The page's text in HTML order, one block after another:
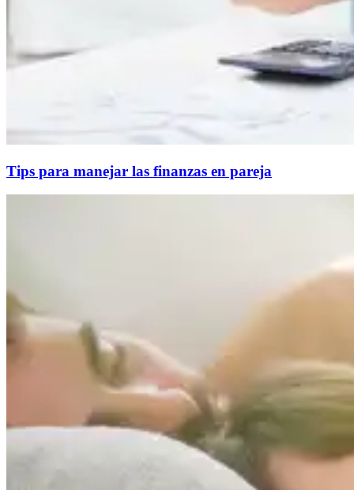
Tips para manejar las finanzas en pareja